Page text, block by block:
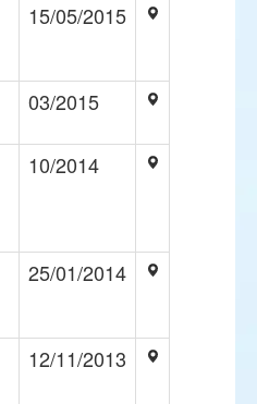
15/05/2015
03/2015
10/2014
25/01/2014
12/11/2013